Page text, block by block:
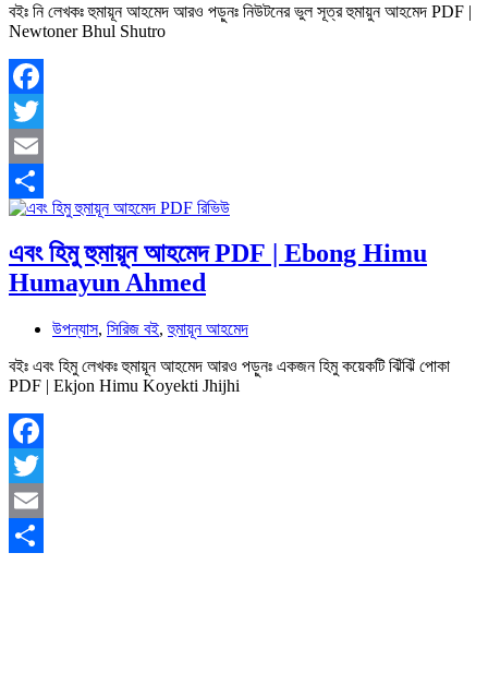
বইঃ নি লেখকঃ হুমায়ূন আহমেদ আরও পড়ুনঃ নিউটনের ভুল সূত্র হুমায়ুন আহমেদ PDF |
Newtoner Bhul Shutro
Facebook
Twitter
Email
Share
এবং হিমু হুমায়ূন আহমেদ PDF | Ebong Himu
Humayun Ahmed
উপন্যাস, সিরিজ বই,হুমায়ূন আহমেদ
বইঃ এবং হিমু লেখকঃ হুমায়ূন আহমেদ আরও পড়ুনঃ একজন হিমু কয়েকটি ঝিঁঝিঁ পোকা
PDF | Ekjon Himu Koyekti Jhijhi
Facebook
Twitter
Email